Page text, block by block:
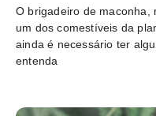
O brigadeiro de maconha,
um dos comestíveis da
ainda é necessário ter
entenda